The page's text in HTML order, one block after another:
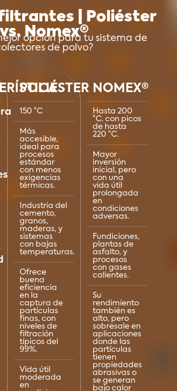
| Poliéster
Nomex®
opción para tu sistema de
de polvo?
POLIÉSTER
150 °C
Más
accesible,
ideal para
procesos
estándar
con menos
exigencias
térmicas.
Industria del
cemento,
granos,
maderas, y
sistemas
con bajas
temperaturas.
Ofrece
buena
eficiencia
en la
captura de
partículas
finas, con
niveles de
filtración
típicos del
99%.
Vida útil
moderada
en
NOMEX®
Hasta 200
°C, con picos
de hasta
220 °C.
Mayor
inversión
inicial, pero
con una
vida útil
prolongada
en
condiciones
adversas.
Fundiciones,
plantas de
asfalto, y
procesos
con gases
calientes.
Su
rendimiento
también es
alto, pero
sobresale en
aplicaciones
donde las
partículas
tienen
propiedades
abrasivas o
se generan
bajo calor